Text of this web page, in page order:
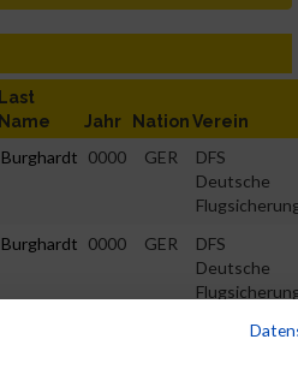
Last
Name
Jahr NationVerein
Burghardt 0000 GER
DFS
Deutsche
Burghardt 0000 GER
DFS
Deutsche